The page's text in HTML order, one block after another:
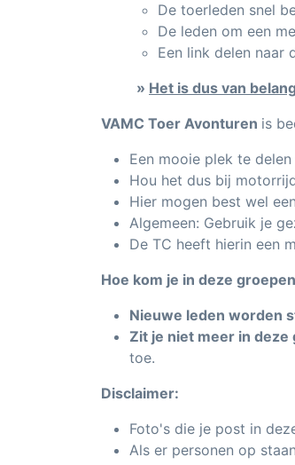
De toerleden snel
De leden om een
Een link delen naar
» Het is dus van
VAMC Toer Avonturen is
Een mooie plek te
Hou het dus bij
Hier mogen best wel
Algemeen: Gebruik je
De TC heeft hierin een
Hoe kom je in deze
Nieuwe leden worden
Zit je niet meer in
toe.
Disclaimer:
Foto's die je post in
Als er personen op